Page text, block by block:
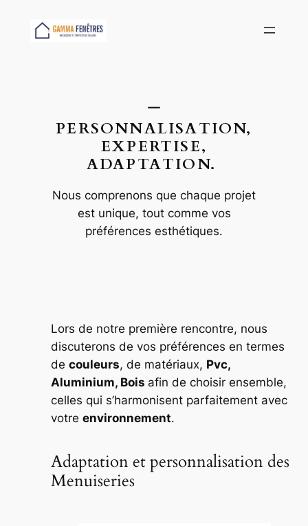
PERSONNALISATION,
EXPERTISE,
ADAPTATION.
Nous comprenons que chaque projet
est unique, tout comme vos
préférences esthétiques.
Lors de notre première rencontre, nous
discuterons de vos préférences en termes
de couleurs, de matériaux, Pvc,
Aluminium, Bois afin de choisir ensemble,
celles qui s’harmonisent parfaitement avec
votre environnement.
Adaptation et personnalisation des
Menuiseries